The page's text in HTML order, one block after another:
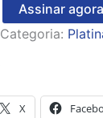
Assinar agora
Categoria:
X